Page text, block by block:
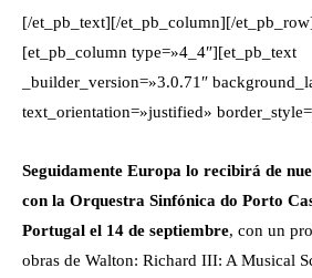
[/et_pb_text][/et_pb_column][/
[et_pb_column type=»4_4″][et_pb_text
_builder_version=»3.0.71″
text_orientation=»justified»
Seguidamente Europa lo recibirá de
con la Orquestra Sinfónica do Porto
Portugal el 14 de septiembre, con un
obras de Walton: Richard III: A Musical